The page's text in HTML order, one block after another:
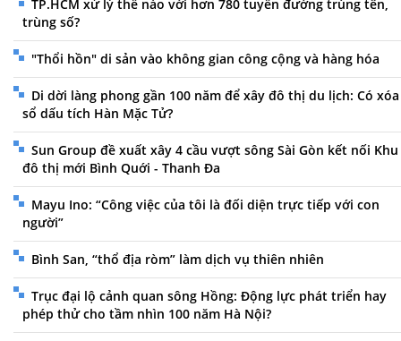
TP.HCM xử lý thế nào với hơn 780 tuyến đường trùng tên,
trùng số?
"Thổi hồn" di sản vào không gian công cộng và hàng hóa
Di dời làng phong gần 100 năm để xây đô thị du lịch: Có xóa
sổ dấu tích Hàn Mặc Tử?
Sun Group đề xuất xây 4 cầu vượt sông Sài Gòn kết nối Khu
đô thị mới Bình Quới - Thanh Đa
Mayu Ino: “Công việc của tôi là đối diện trực tiếp với con
người”
Bình San, “thổ địa ròm” làm dịch vụ thiên nhiên
Trục đại lộ cảnh quan sông Hồng: Động lực phát triển hay
phép thử cho tầm nhìn 100 năm Hà Nội?